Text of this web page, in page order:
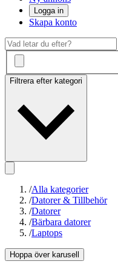
Logga in
Skapa konto
Filtrera efter kategori
/Alla kategorier
/Datorer & Tillbehör
/Datorer
/Bärbara datorer
/Laptops
Hoppa över karusell